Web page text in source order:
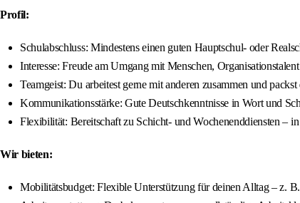
Profil:
Schulabschluss: Mindestens einen guten Hauptschul- oder
Interesse: Freude am Umgang mit Menschen,
Teamgeist: Du arbeitest gerne mit anderen zusammen und
Kommunikationsstärke: Gute Deutschkenntnisse in Wort und
Flexibilität: Bereitschaft zu Schicht- und Wochenenddiensten –
Wir bieten:
Mobilitätsbudget: Flexible Unterstützung für deinen Alltag – z.